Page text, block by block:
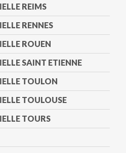
REIMS
RENNES
ROUEN
SAINT ETIENNE
TOULON
TOULOUSE
TOURS